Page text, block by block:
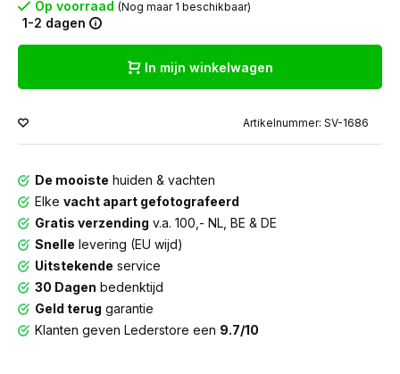
Op voorraad (Nog maar 1 beschikbaar)
1-2 dagen
In mijn winkelwagen
Artikelnummer: SV-1686
De mooiste huiden & vachten
Elke vacht apart gefotografeerd
Gratis verzending v.a. 100,- NL, BE & DE
Snelle levering (EU wijd)
Uitstekende service
30 Dagen bedenktijd
Geld terug garantie
Klanten geven Lederstore een 9.7/10